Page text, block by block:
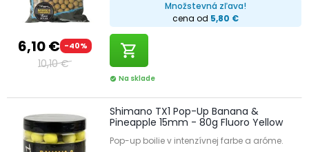
6,10 € -40%
10,10 €
Množstevná zľava!
cena od 5,80 €
shopping_cart
check_circle Na sklade
Shimano TX1 Pop-Up Banana &
Pineapple 15mm - 80g Fluoro Yellow
Pop-up boilie v intenzívnej farbe a aróme.